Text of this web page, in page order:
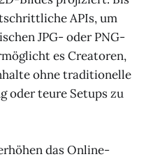
APIs, um
JPG- oder PNG-
es Creatoren,
ohne traditionelle
oder teure Setups zu
das Online-